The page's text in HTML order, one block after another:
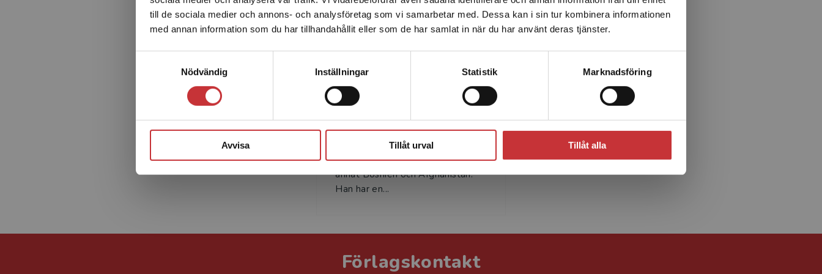
till de sociala medier och annons- och analysföretag som vi samarbetar med. Dessa kan i sin tur kombinera informationen
med annan information som du har tillhandahållit eller som de har samlat in när du har använt deras tjänster.
Nödvändig
Inställningar Statistik Marknadsföring
Avvisa Tillåt urval Tillåt alla
Sverige. För att kunna slutföra ett köp måste
leveransadressen vara i Sverige.Läs mer
bakgrund i Försvarsmaktens
psyopsförband och med
utlandstjänstgöringar i bland
annat Bosnien och Afghanistan.
Han har en...
Förlagskontakt